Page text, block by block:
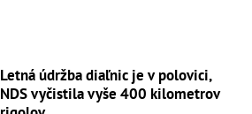
Letná údržba diaľnic je v polovici,
NDS vyčistila vyše 400 kilometrov